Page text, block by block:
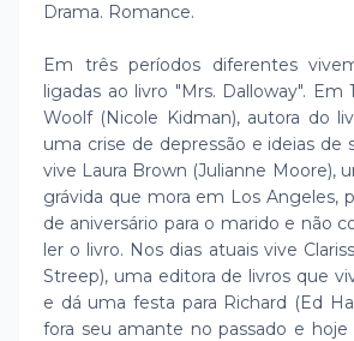
Drama. Romance.
Em três períodos diferentes
ligadas ao livro "Mrs. Dalloway". Em
Woolf (Nicole Kidman), autora do
uma crise de depressão e ideias de
vive Laura Brown (Julianne Moore),
grávida que mora em Los Angeles,
de aniversário para o marido e não
ler o livro. Nos dias atuais vive
Streep), uma editora de livros que
e dá uma festa para Richard (Ed
fora seu amante no passado e